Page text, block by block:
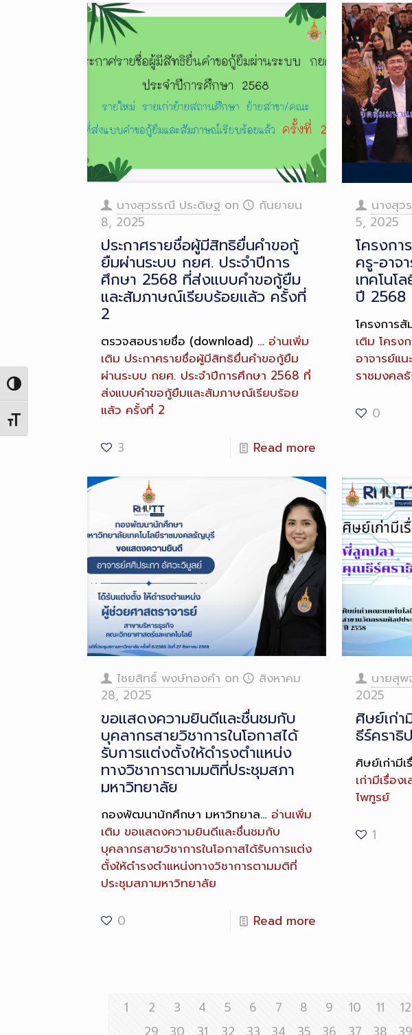
Toggle High Contrast
Toggle Font size
นางสุวรรณี ประดิษฐ on
กันยายน
8, 2025
ประกาศรายชื่อผู้มีสิทธิยื่นคำขอกู้
ยืมผ่านระบบ กยศ. ประจำปีการ
ศึกษา 2568 ที่ส่งแบบคำขอกู้ยืม
และสัมภาษณ์เรียบร้อยแล้ว ครั้งที่
2
ตรวจสอบรายชื่อ (download) … อ่านเพิ่ม
เติม ประกาศรายชื่อผู้มีสิทธิยื่นคำขอกู้ยืม
ผ่านระบบ กยศ. ประจำปีการศึกษา 2568 ที่
ส่งแบบคำขอกู้ยืมและสัมภาษณ์เรียบร้อย
แล้ว ครั้งที่ 2
3 Read more
นางสุว
5, 2025
โครงกา
ครู-อาจ
เทคโนโ
ปี 2568
โครงการสั
เติม โครง
อาจารย์แ
ราชมงคล
0
ไชยสิทธิ์ พงษ์ทองคำ on
สิงหาคม
28, 2025
ขอแสดงความยินดีและชื่นชมกับ
บุคลากรสายวิชาการในโอกาสได้
รับการแต่งตั้งให้ดำรงตำแหน่ง
ทางวิชาการตามมติที่ประชุมสภา
มหาวิทยาลัย
กองพัฒนานักศึกษา มหาวิทยาล… อ่านเพิ่ม
เติม ขอแสดงความยินดีและชื่นชมกับ
บุคลากรสายวิชาการในโอกาสได้รับการแต่ง
ตั้งให้ดำรงตำแหน่งทางวิชาการตามมติที่
ประชุมสภามหาวิทยาลัย
0 Read more
นายสุ
2025
ศิษย์เก่
ธีร์ครา
ศิษย์เก่ามี
เก่ามีเรื่อ
ไพฑูรย์
1
1 2 3 4 5 6 7 8 9 10 11 12